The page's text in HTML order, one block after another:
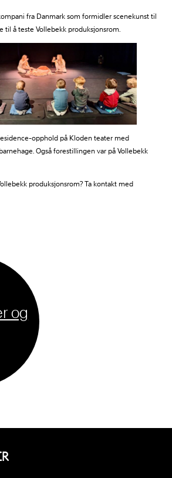
fra Danmark som formidler scenekunst til
til å teste Vollebekk produksjonsrom.
opphold på Kloden teater med
Også forestillingen var på Vollebekk
produksjonsrom? Ta kontakt med
og